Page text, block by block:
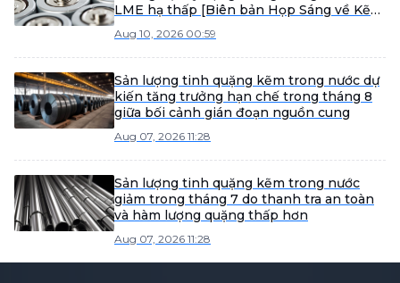
LME hạ thấp [Biên bản Họp Sáng về Kẽm
Aug 10, 2026 00:59
Sản lượng tinh quặng kẽm trong nước dự
kiến tăng trưởng hạn chế trong tháng 8
giữa bối cảnh gián đoạn nguồn cung
Aug 07, 2026 11:28
Sản lượng tinh quặng kẽm trong nước
giảm trong tháng 7 do thanh tra an toàn
và hàm lượng quặng thấp hơn
Aug 07, 2026 11:28